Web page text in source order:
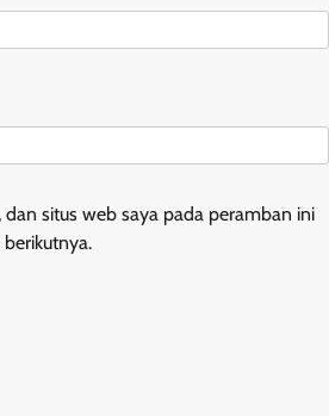
situs web saya pada peramban ini